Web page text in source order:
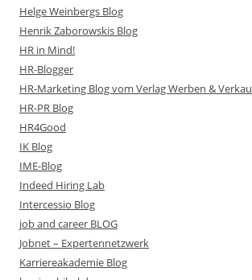
Helge Weinbergs Blog
Henrik Zaborowskis Blog
HR in Mind!
HR-Blogger
HR-Marketing Blog vom Verlag Werben &
HR-PR Blog
HR4Good
IK Blog
IME-Blog
Indeed Hiring Lab
Intercessio Blog
job and career BLOG
Jobnet – Expertennetzwerk
Karriereakademie Blog